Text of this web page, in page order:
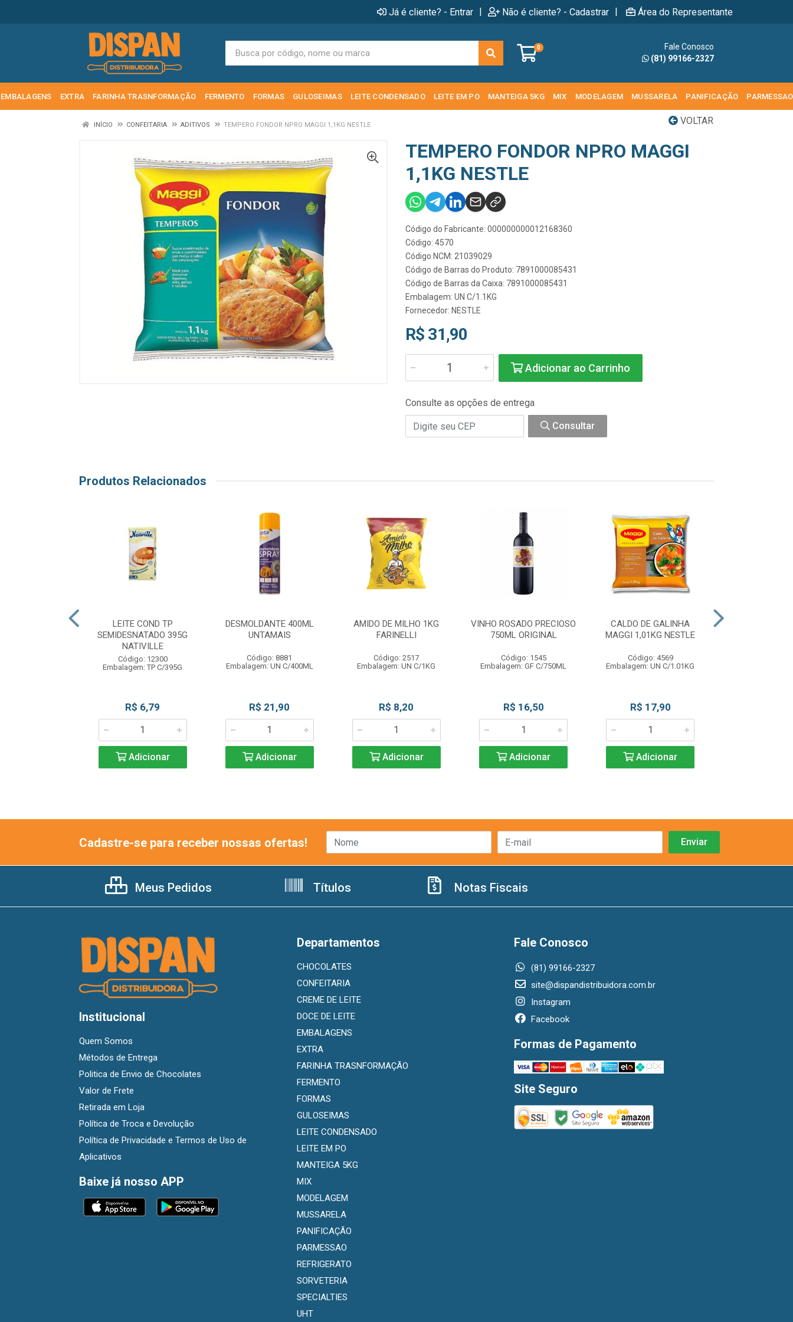
Já é cliente? - Entrar | Não é cliente? - Cadastrar | Área do Representante
0
Fale Conosco
(81) 99166-2327
EMBALAGENS EXTRA FARINHA TRASNFORMAÇÃO FERMENTO FORMAS GULOSEIMAS LEITE CONDENSADO LEITE EM PO MANTEIGA 5KG MIX MODELAGEM MUSSARELA PANIFICAÇÃO PARMESSAO
VOLTAR
INÍCIO CONFEITARIA ADITIVOS TEMPERO FONDOR NPRO MAGGI 1,1KG NESTLE
TEMPERO FONDOR NPRO MAGGI
1,1KG NESTLE
Código do Fabricante: 000000000012168360
Código: 4570
Código NCM: 21039029
Código de Barras do Produto: 7891000085431
Código de Barras da Caixa: 7891000085431
Embalagem: UN C/1.1KG
Fornecedor: NESTLE
R$ 31,90
Adicionar ao Carrinho
Consulte as opções de entrega
Consultar
Produtos Relacionados
LEITE COND TP
SEMIDESNATADO 395G
NATIVILLE
Código: 12300
Embalagem: TP C/395G
R$ 6,79
Adicionar
DESMOLDANTE 400ML
UNTAMAIS
Código: 8881
Embalagem: UN C/400ML
R$ 21,90
Adicionar
AMIDO DE MILHO 1KG
FARINELLI
Código: 2517
Embalagem: UN C/1KG
R$ 8,20
Adicionar
VINHO ROSADO PRECIOSO
750ML ORIGINAL
Código: 1545
Embalagem: GF C/750ML
R$ 16,50
Adicionar
CALDO DE GALINHA
MAGGI 1,01KG NESTLE
Código: 4569
Embalagem: UN C/1.01KG
R$ 17,90
Adicionar
Cadastre-se para receber nossas ofertas!
Meus Pedidos Títulos Notas Fiscais
Institucional
Quem Somos
Métodos de Entrega
Politica de Envio de Chocolates
Valor de Frete
Retirada em Loja
Política de Troca e Devolução
Política de Privacidade e Termos de Uso de
Aplicativos
Baixe já nosso APP
Departamentos
CHOCOLATES
CONFEITARIA
CREME DE LEITE
DOCE DE LEITE
EMBALAGENS
EXTRA
FARINHA TRASNFORMAÇÃO
FERMENTO
FORMAS
GULOSEIMAS
LEITE CONDENSADO
LEITE EM PO
MANTEIGA 5KG
MIX
MODELAGEM
MUSSARELA
PANIFICAÇÃO
PARMESSAO
REFRIGERATO
SORVETERIA
SPECIALTIES
UHT
Fale Conosco
(81) 99166-2327
site@dispandistribuidora.com.br
Instagram
Facebook
Formas de Pagamento
Site Seguro